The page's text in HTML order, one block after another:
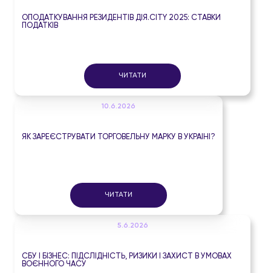
ОПОДАТКУВАННЯ РЕЗИДЕНТІВ ДІЯ.CITY 2025: СТАВКИ
ПОДАТКІВ
ЧИТАТИ
10.6.2026
ЯК ЗАРЕЄСТРУВАТИ ТОРГОВЕЛЬНУ МАРКУ В УКРАЇНІ?
ЧИТАТИ
5.6.2026
СБУ І БІЗНЕС: ПІДСЛІДНІСТЬ, РИЗИКИ І ЗАХИСТ В УМОВАХ
ВОЄННОГО ЧАСУ